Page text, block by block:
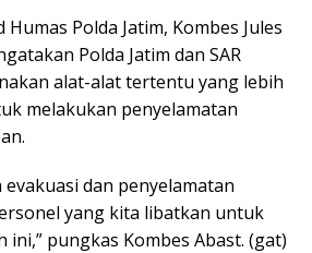
Polda Jatim, Kombes Jules
Polda Jatim dan SAR
alat-alat tertentu yang lebih
melakukan penyelamatan
evakuasi dan penyelamatan
yang kita libatkan untuk
ini,” pungkas Kombes Abast. (gat)